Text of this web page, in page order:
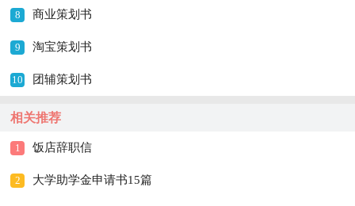
8 商业策划书
9 淘宝策划书
10 团辅策划书
相关推荐
1 饭店辞职信
2 大学助学金申请书15篇